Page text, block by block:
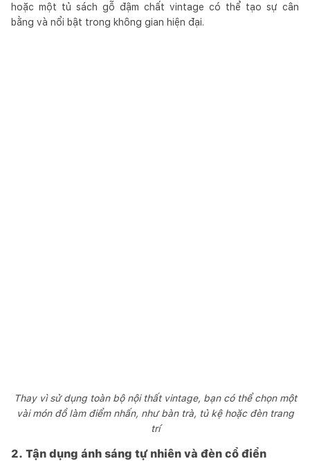
hoặc một tủ sách gỗ đậm chất vintage có thể tạo sự cân
bằng và nổi bật trong không gian hiện đại.
Thay vì sử dụng toàn bộ nội thất vintage, bạn có thể chọn một
vài món đồ làm điểm nhấn, như bàn trà, tủ kệ hoặc đèn trang
trí
2. Tận dụng ánh sáng tự nhiên và đèn cổ điển